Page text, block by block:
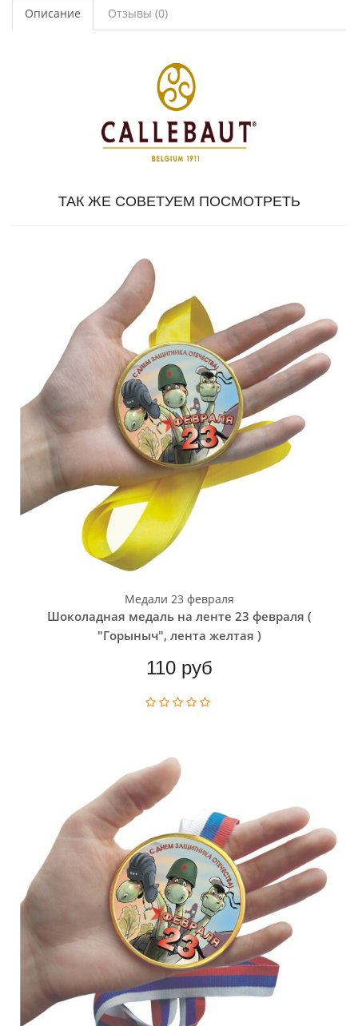
Описание Отзывы (0)
ТАК ЖЕ СОВЕТУЕМ ПОСМОТРЕТЬ
Медали 23 февраля
Шоколадная медаль на ленте 23 февраля (
"Горыныч", лента желтая )
110 руб